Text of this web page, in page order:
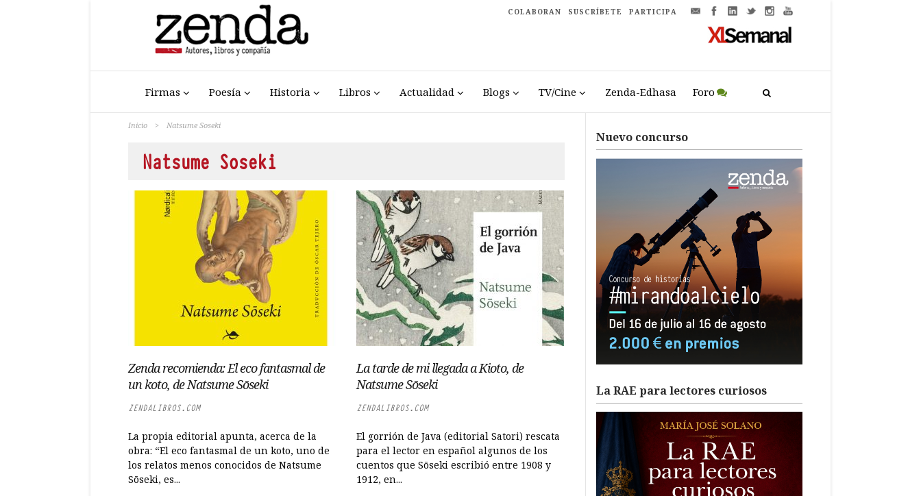
COLABORAN SUSCRÍBETE PARTICIPA
Firmas Poesía Historia Libros Actualidad Blogs TV/Cine Zenda-Edhasa Foro
Inicio > Natsume Soseki
Natsume Soseki
Zenda recomienda: El eco fantasmal de
un koto, de Natsume Sōseki
ZENDALIBROS.COM
La propia editorial apunta, acerca de la
obra: “El eco fantasmal de un koto, uno de
los relatos menos conocidos de Natsume
Sōseki, es...
La tarde de mi llegada a Kioto, de
Natsume Sōseki
ZENDALIBROS.COM
El gorrión de Java (editorial Satori) rescata
para el lector en español algunos de los
cuentos que Sōseki escribió entre 1908 y
1912, en...
Nuevo concurso
La RAE para lectores curiosos